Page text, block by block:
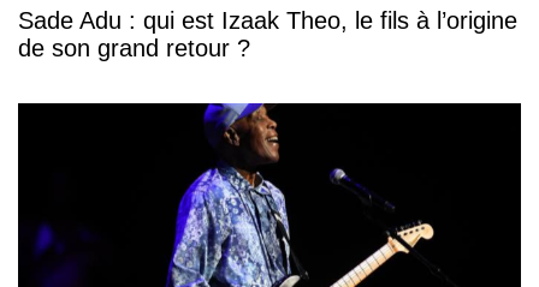
Sade Adu : qui est Izaak Theo, le fils à l’origine
de son grand retour ?